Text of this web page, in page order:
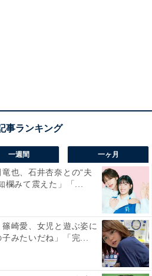
一週間 一ヶ月
竜也、石井杏奈との“夫
欄みて震えた」「...
篠崎愛、女児と遊ぶ姿に
みたいだね」「完...